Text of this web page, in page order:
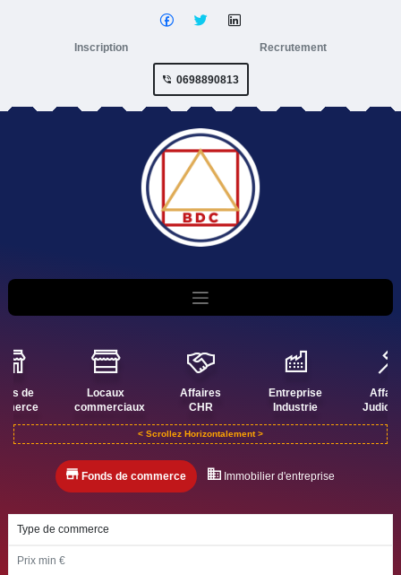
Inscription Recrutement
0698890813
de
Locaux
commerciaux
Affaires
CHR
Entreprise
Industrie
Fonds de commerce Immobilier d'entreprise